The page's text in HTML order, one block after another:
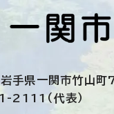
県一関市竹山町
（代表）